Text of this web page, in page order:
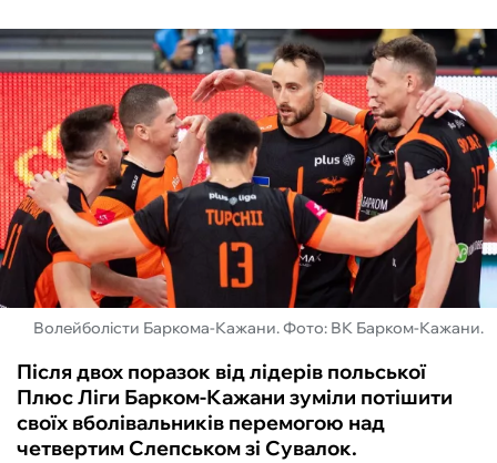
КІБЕРСПОРТ
ЧС-2026
ФУТЗАЛ
ІНШІ
БУКМЕКЕРИ
Волейболісти Баркома-Кажани. Фото: ВК Барком-Кажани.
Після двох поразок від лідерів польської
Плюс Ліги Барком-Кажани зуміли потішити
своїх вболівальників перемогою над
четвертим Слепськом зі Сувалок.